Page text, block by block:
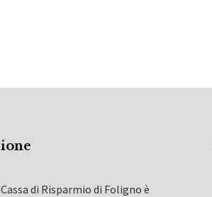
di Risparmio di Foligno è